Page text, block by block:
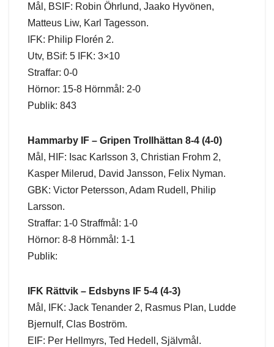
Mål, BSIF: Robin Öhrlund, Jaako Hyvönen,
Matteus Liw, Karl Tagesson.
IFK: Philip Florén 2.
Utv, BSif: 5 IFK: 3×10
Straffar: 0-0
Hörnor: 15-8 Hörnmål: 2-0
Publik: 843
Hammarby IF – Gripen Trollhättan 8-4 (4-0)
Mål, HIF: Isac Karlsson 3, Christian Frohm 2,
Kasper Milerud, David Jansson, Felix Nyman.
GBK: Victor Petersson, Adam Rudell, Philip
Larsson.
Straffar: 1-0 Straffmål: 1-0
Hörnor: 8-8 Hörnmål: 1-1
Publik:
IFK Rättvik – Edsbyns IF 5-4 (4-3)
Mål, IFK: Jack Tenander 2, Rasmus Plan, Ludde
Bjernulf, Clas Boström.
EIF: Per Hellmyrs, Ted Hedell, Självmål.